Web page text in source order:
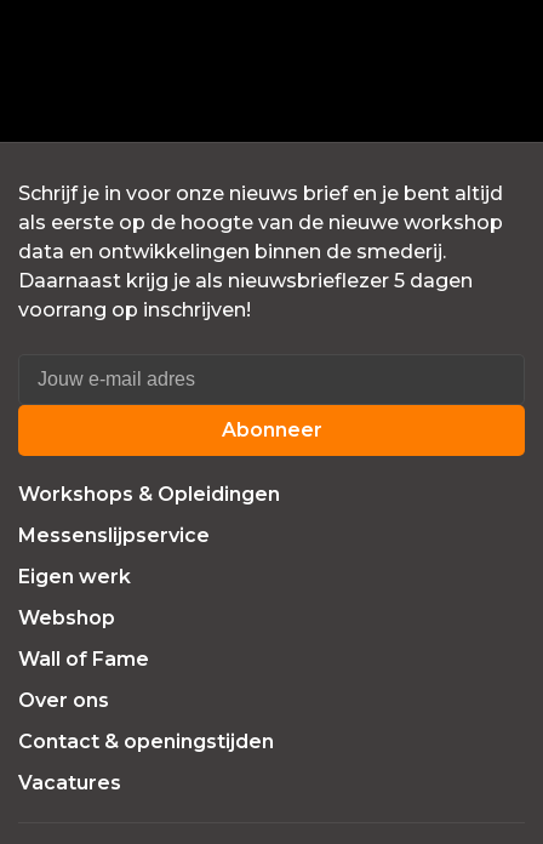
Schrijf je in voor onze nieuws brief en je bent altijd
als eerste op de hoogte van de nieuwe workshop
data en ontwikkelingen binnen de smederij.
Daarnaast krijg je als nieuwsbrieflezer 5 dagen
voorrang op inschrijven!
Abonneer
Workshops & Opleidingen
Messenslijpservice
Eigen werk
Webshop
Wall of Fame
Over ons
Contact & openingstijden
Vacatures